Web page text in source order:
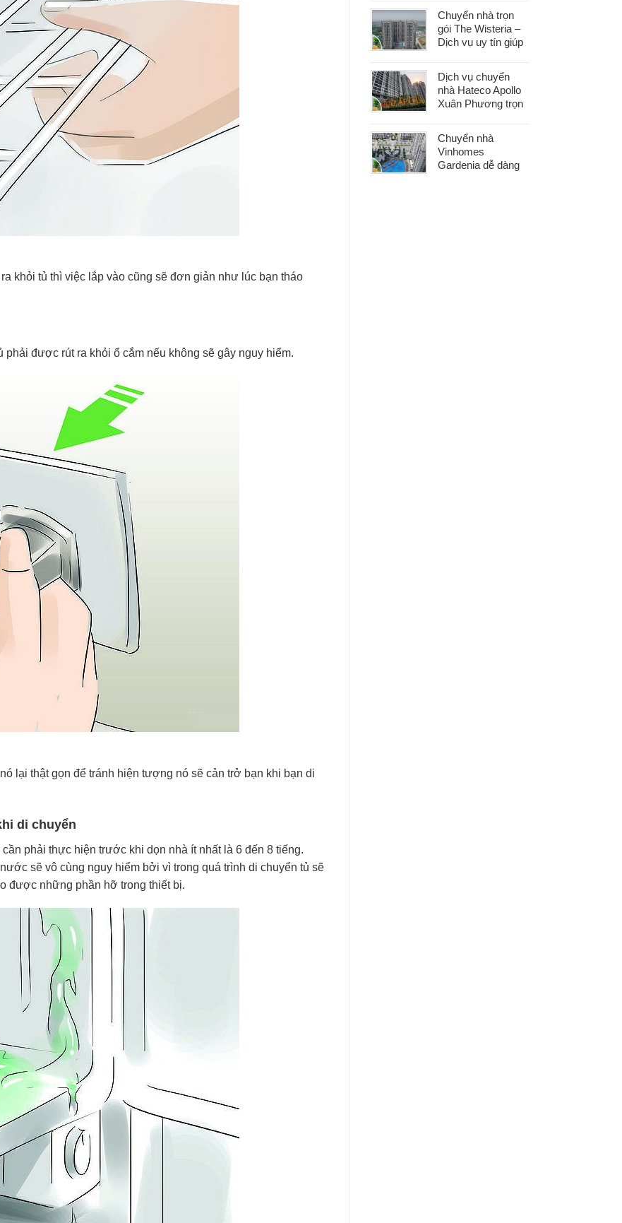
khỏi tủ thì việc lắp vào cũng sẽ đơn giản như lúc bạn tháo
được rút ra khỏi ổ cắm nếu không sẽ gây nguy hiểm.
lại thật gọn để tránh hiện tượng nó sẽ cản trở bạn khi bạn di
di chuyển
phải thực hiện trước khi dọn nhà ít nhất là 6 đến 8 tiếng.
sẽ vô cùng nguy hiểm bởi vì trong quá trình di chuyển tủ sẽ
được những phần hỡ trong thiết bị.
Chuyển nhà trọn
gói The Wisteria –
Dịch vụ uy tín giúp
phát sinh
Dịch vụ chuyển
nhà Hateco Apollo
Xuân Phương trọn
Chuyển nhà
Vinhomes
Gardenia dễ dàng